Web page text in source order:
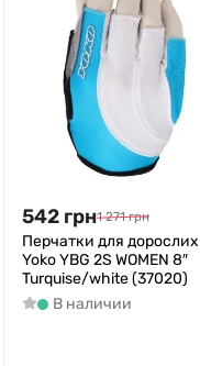
542 грн1 271 грн
Перчатки для дорослих
Yoko YBG 2S WOMEN 8″
Turquise/white (37020)
В наличии